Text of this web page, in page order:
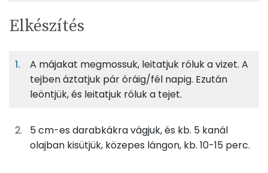
Egy
adagban
10%
Fehérje
3%
Szénhidrát
28%
Zsír
2gsó
0 kcal
TÁPANYAGTARTALOM
Egy
adagban
2
adagban
100
grammban
TOP ásványi anyagok
Elkészítés
A májakat megmossuk, leitatjuk róluk a vizet. A
tejben áztatjuk pár óráig/fél napig. Ezután
leöntjük, és leitatjuk róluk a tejet.
5 cm-es darabkákra vágjuk, és kb. 5 kanál
olajban kisütjük, közepes lángon, kb. 10-15 perc.